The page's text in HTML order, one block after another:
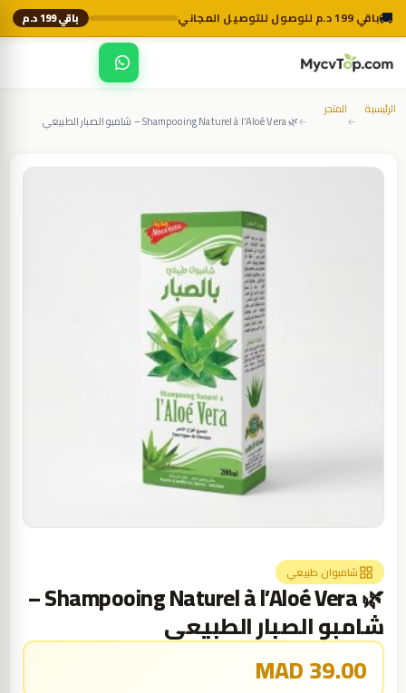
🚚باقي 199 د.م للوصول للتوصيل المجاني باقي 199 د.م
MycvTop
الرئيسية
←
المتجر
←🌿 Shampooing Naturel à l’Aloé Vera – شامبو الصبار الطبيعي
شامبوان طبيعي
🌿 Shampooing Naturel à l’Aloé Vera –
شامبو الصبار الطبيعي
39.00 MAD